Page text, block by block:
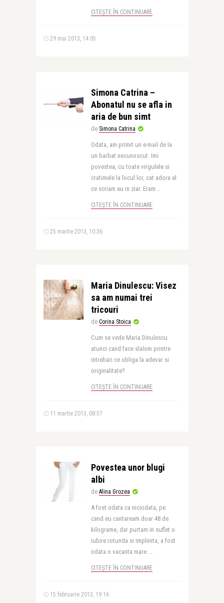
CITEȘTE ÎN CONTINUARE
29 mai 2013, 14:05
Simona Catrina –
Abonatul nu se afla in
aria de bun simt
de Simona Catrina
Odata, am primit un e-mail de la
un barbat necunoscut. Imi
povestea, cu toate virgulele si
cratimele la locul lor, cat adora el
ce scriam eu in ziar. Eram ..
CITEȘTE ÎN CONTINUARE
25 martie 2013, 10:36
Maria Dinulescu: Visez
sa am numai trei
tricouri
de Corina Stoica
Cum se vede Maria Dinulescu
atunci cand face slalom printre
intrebari ce obliga la adevar si
originalitate?
CITEȘTE ÎN CONTINUARE
11 martie 2013, 08:57
Povestea unor blugi
albi
de Alina Grozea
A fost odata ca niciodata, pe
cand eu cantaream doar 48 de
kilograme, dar purtam in suflet o
iubire rotunda si implinita, a fost
odata o vacanta mare. ..
CITEȘTE ÎN CONTINUARE
15 februarie 2013, 19:16